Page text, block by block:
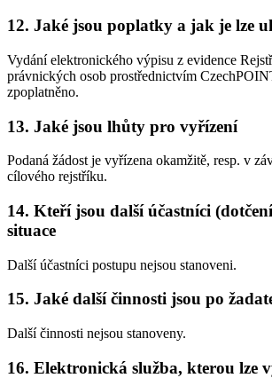
12. Jaké jsou poplatky a jak je lze
Vydání elektronického výpisu z evidence
právnických osob prostřednictvím
zpoplatněno.
13. Jaké jsou lhůty pro vyřízení
Podaná žádost je vyřízena okamžitě, resp. v
cílového rejstříku.
14. Kteří jsou další účastníci
situace
Další účastníci postupu nejsou stanoveni.
15. Jaké další činnosti jsou po
Další činnosti nejsou stanoveny.
16. Elektronická služba, kterou lze